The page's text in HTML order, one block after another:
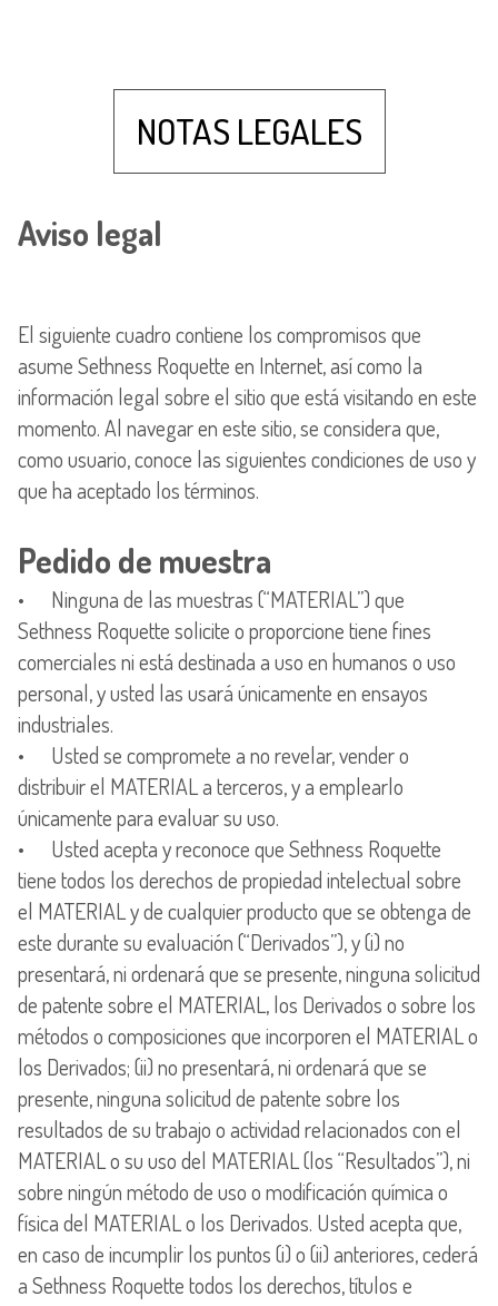
NOTAS LEGALES
Aviso legal
El siguiente cuadro contiene los compromisos que
asume Sethness Roquette en Internet, así como la
información legal sobre el sitio que está visitando en este
momento. Al navegar en este sitio, se considera que,
como usuario, conoce las siguientes condiciones de uso y
que ha aceptado los términos.
Pedido de muestra
• Ninguna de las muestras (“MATERIAL”) que
Sethness Roquette solicite o proporcione tiene fines
comerciales ni está destinada a uso en humanos o uso
personal, y usted las usará únicamente en ensayos
industriales.
• Usted se compromete a no revelar, vender o
distribuir el MATERIAL a terceros, y a emplearlo
únicamente para evaluar su uso.
• Usted acepta y reconoce que Sethness Roquette
tiene todos los derechos de propiedad intelectual sobre
el MATERIAL y de cualquier producto que se obtenga de
este durante su evaluación (“Derivados”), y (i) no
presentará, ni ordenará que se presente, ninguna solicitud
de patente sobre el MATERIAL, los Derivados o sobre los
métodos o composiciones que incorporen el MATERIAL o
los Derivados; (ii) no presentará, ni ordenará que se
presente, ninguna solicitud de patente sobre los
resultados de su trabajo o actividad relacionados con el
MATERIAL o su uso del MATERIAL (los “Resultados”), ni
sobre ningún método de uso o modificación química o
física del MATERIAL o los Derivados. Usted acepta que,
en caso de incumplir los puntos (i) o (ii) anteriores, cederá
a Sethness Roquette todos los derechos, títulos e